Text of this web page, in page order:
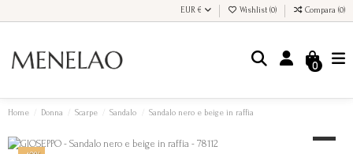
EUR € Wishlist (0) Compara (0)
0
Home Donna Scarpe Sandalo Sandalo nero e beige in raffia